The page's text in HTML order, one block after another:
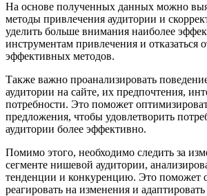
На основе полученных данных можно
методы привлечения аудитории и
уделить больше внимания наиболее
инструментам привлечения и отказаться
эффективных методов.
Также важно проанализировать
аудитории на сайте, их предпочтения,
потребности. Это поможет
предложения, чтобы удовлетворить
аудитории более эффективно.
Помимо этого, необходимо следить за
сегменте нишевой аудитории,
тенденции и конкуренцию. Это поможет
реагировать на изменения и